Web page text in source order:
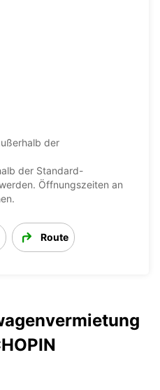
der
der Standard-
Öffnungszeiten an
Route